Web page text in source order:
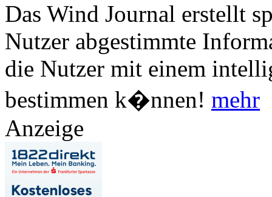
Das Wind Journal erstellt
Nutzer abgestimmte
die Nutzer mit einem
bestimmen k�nnen! mehr
Anzeige